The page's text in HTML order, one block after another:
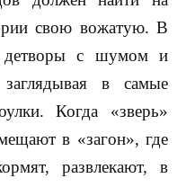
свою вожатую. В
детворы с шумом и
в самые
Когда «зверь»
в «загон», где
развлекают, в